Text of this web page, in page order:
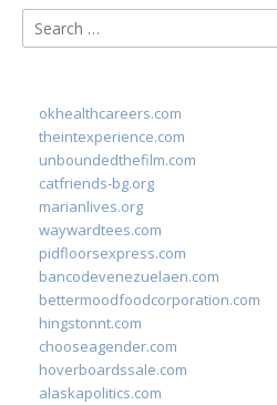
Search
for:
okhealthcareers.com
theintexperience.com
unboundedthefilm.com
catfriends-bg.org
marianlives.org
waywardtees.com
pidfloorsexpress.com
bancodevenezuelaen.com
bettermoodfoodcorporation.com
hingstonnt.com
chooseagender.com
hoverboardssale.com
alaskapolitics.com